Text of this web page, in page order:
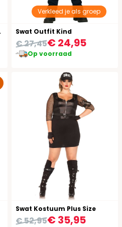
Verkleed je als groep
Swat Outfit Kind
€ 24,95
€ 27,45
Op voorraad
Swat Kostuum Plus Size
€ 35,95
€ 52,95